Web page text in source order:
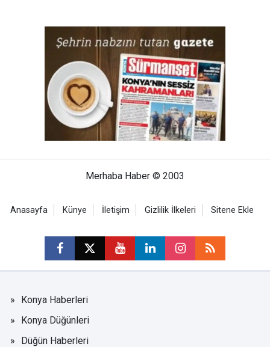
Merhaba Haber © 2003
Anasayfa Künye İletişim Gizlilik İlkeleri Sitene Ekle
Konya Haberleri
Konya Düğünleri
Düğün Haberleri